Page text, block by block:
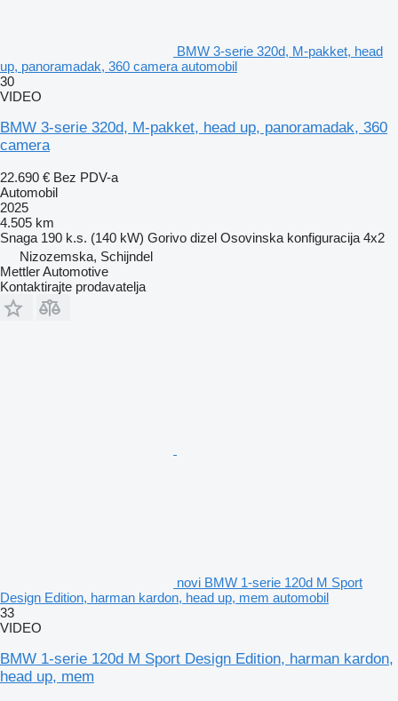
BMW 3-serie 320d, M-pakket, head
up, panoramadak, 360 camera automobil
30
VIDEO
BMW 3-serie 320d, M-pakket, head up, panoramadak, 360
camera
22.690 € Bez PDV-a
Automobil
2025
4.505 km
Snaga 190 k.s. (140 kW) Gorivo dizel Osovinska konfiguracija 4x2
Nizozemska, Schijndel
Mettler Automotive
Kontaktirajte prodavatelja
novi BMW 1-serie 120d M Sport
Design Edition, harman kardon, head up, mem automobil
33
VIDEO
BMW 1-serie 120d M Sport Design Edition, harman kardon,
head up, mem